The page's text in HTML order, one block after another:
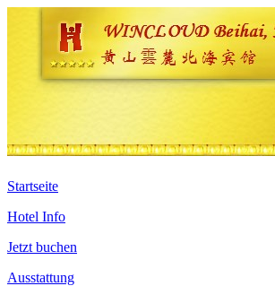
Startseite
Hotel Info
Jetzt buchen
Ausstattung